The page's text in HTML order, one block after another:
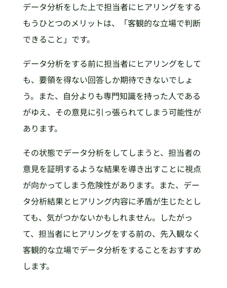
データ分析をした上で担当者にヒアリングをする
もうひとつのメリットは、「客観的な立場で判断
できること」です。
データ分析をする前に担当者にヒアリングをして
も、要領を得ない回答しか期待できないでしょ
う。また、自分よりも専門知識を持った人である
がゆえ、その意見に引っ張られてしまう可能性が
あります。
その状態でデータ分析をしてしまうと、担当者の
意見を証明するような結果を導き出すことに視点
が向かってしまう危険性があります。また、デー
タ分析結果とヒアリング内容に矛盾が生じたとし
ても、気がつかないかもしれません。したがっ
て、担当者にヒアリングをする前の、先入観なく
客観的な立場でデータ分析をすることをおすすめ
します。